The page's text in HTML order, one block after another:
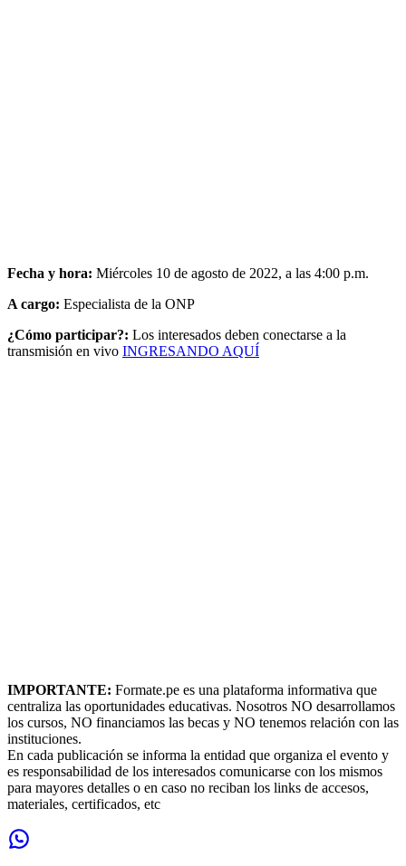
Fecha y hora: Miércoles 10 de agosto de 2022, a las 4:00 p.m.
A cargo: Especialista de la ONP
¿Cómo participar?: Los interesados deben conectarse a la
transmisión en vivo INGRESANDO AQUÍ
IMPORTANTE: Formate.pe es una plataforma informativa que
centraliza las oportunidades educativas. Nosotros NO desarrollamos
los cursos, NO financiamos las becas y NO tenemos relación con las
instituciones.
En cada publicación se informa la entidad que organiza el evento y
es responsabilidad de los interesados comunicarse con los mismos
para mayores detalles o en caso no reciban los links de accesos,
materiales, certificados, etc